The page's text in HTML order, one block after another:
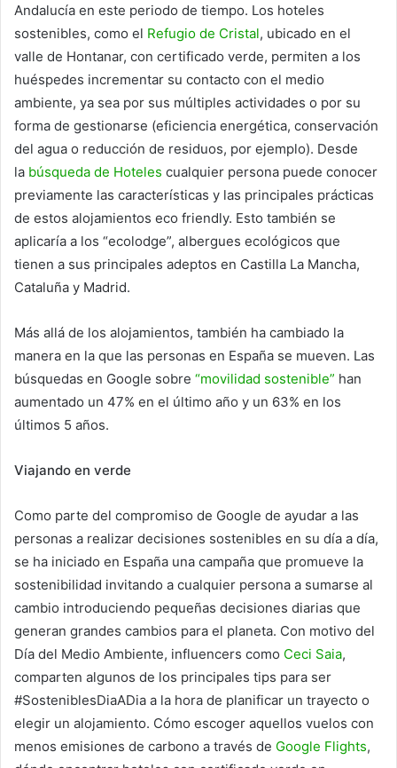
Andalucía en este periodo de tiempo. Los hoteles
sostenibles, como el Refugio de Cristal, ubicado en el
valle de Hontanar, con certificado verde, permiten a los
huéspedes incrementar su contacto con el medio
ambiente, ya sea por sus múltiples actividades o por su
forma de gestionarse (eficiencia energética, conservación
del agua o reducción de residuos, por ejemplo). Desde
la búsqueda de Hoteles cualquier persona puede conocer
previamente las características y las principales prácticas
de estos alojamientos eco friendly. Esto también se
aplicaría a los “ecolodge”, albergues ecológicos que
tienen a sus principales adeptos en Castilla La Mancha,
Cataluña y Madrid.
Más allá de los alojamientos, también ha cambiado la
manera en la que las personas en España se mueven. Las
búsquedas en Google sobre “movilidad sostenible” han
aumentado un 47% en el último año y un 63% en los
últimos 5 años.
Viajando en verde
Como parte del compromiso de Google de ayudar a las
personas a realizar decisiones sostenibles en su día a día,
se ha iniciado en España una campaña que promueve la
sostenibilidad invitando a cualquier persona a sumarse al
cambio introduciendo pequeñas decisiones diarias que
generan grandes cambios para el planeta. Con motivo del
Día del Medio Ambiente, influencers como Ceci Saia,
comparten algunos de los principales tips para ser
#SosteniblesDiaADia a la hora de planificar un trayecto o
elegir un alojamiento. Cómo escoger aquellos vuelos con
menos emisiones de carbono a través de Google Flights,